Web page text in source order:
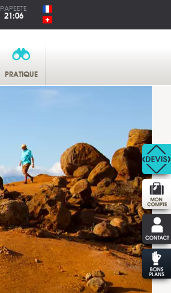
PAPEETE
21:06
PRATIQUE